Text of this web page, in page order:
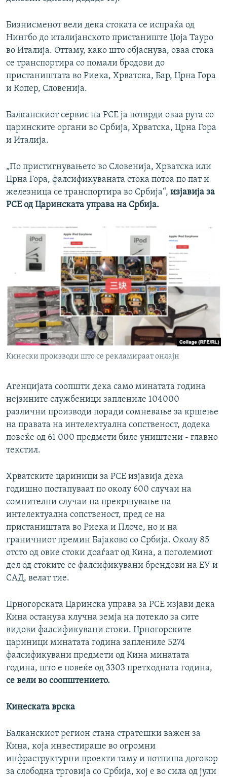
Бизнисменот вели дека стоката се испраќа од
Нингбо до италијанското пристаниште Џоја Тауро
во Италија. Оттаму, како што објаснува, оваа стока
се транспортира со помали бродови до
пристаништата во Риека, Хрватска, Бар, Црна Гора
и Копер, Словенија.
Балканскиот сервис на РСЕ ја потврди оваа рута со
царинските органи во Србија, Хрватска, Црна Гора
и Италија.
„По пристигнувањето во Словенија, Хрватска или
Црна Гора, фалсификуваната стока потоа по пат и
железница се транспортира во Србија“, изјавија за
РСЕ од Царинската управа на Србија.
Кинески производи што се рекламираат онлајн
Агенцијата соопшти дека само минатата година
нејзините службеници заплениле 104000
различни производи поради сомневање за кршење
на правата на интелектуална сопственост, додека
повеќе од 61 000 предмети биле уништени - главно
текстил.
Хрватските цариници за РСЕ изјавија дека
годишно постапуваат по околу 600 случаи на
сомнителни случаи на прекршување на
интелектуална сопственост, пред се на
пристаништата во Риека и Плочe, но и на
граничниот премин Бајаково со Србија. Околу 85
отсто од овие стоки доаѓаат од Кина, а поголемиот
дел од стоките се фалсификувани брендови на ЕУ и
САД, велат тие.
Црногорската Царинска управа за РСЕ изјави дека
Кина останува клучна земја на потекло за сите
видови фалсификувани стоки. Црногорските
цариници минатата година заплениле 5274
фалсификувани предмети од Кина минатата
година, што е повеќе од 3303 претходната година,
се вели во соопштението.
Кинеската врска
Балканскиот регион стана стратешки важен за
Кина, која инвестираше во огромни
инфраструктурни проекти таму и потпиша договор
за слободна трговија со Србија, кој е во сила од јули